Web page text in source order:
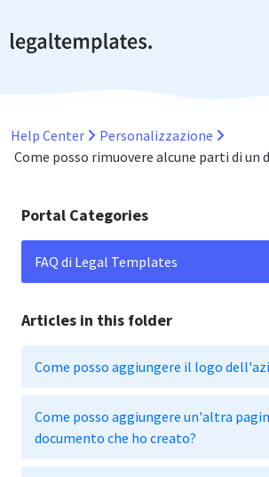
Help Center
Personalizzazione
Come posso rimuovere alcune parti di un
Portal Categories
FAQ di Legal Templates
Articles in this folder
Come posso aggiungere il logo
Come posso aggiungere un'altra
documento che ho creato?